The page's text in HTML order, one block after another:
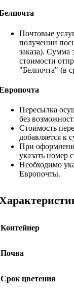
Почтовые
получении
заказа). Сумма
стоимости
"Белпочта" (в
Пересылка
без
Стоимость
добавляется к
При
указать номер
Необходимо
Европочты.
Контейнер
Почва
Срок цветения